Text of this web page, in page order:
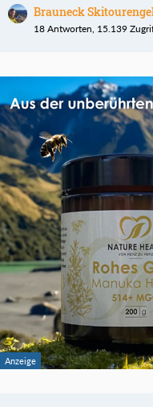
Brauneck
18 Antworten, 15.139